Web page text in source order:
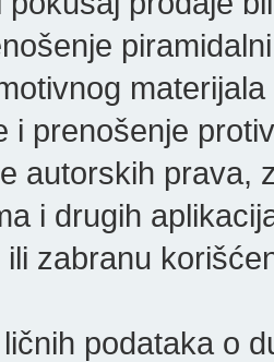
i prenošenje
autorskih prava,
i drugih
ili zabranu
podataka o